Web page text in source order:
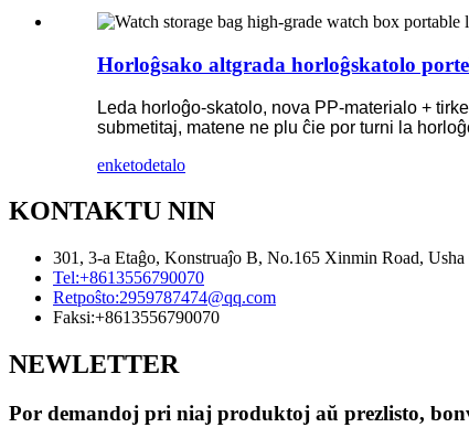
Horloĝsako altgrada horloĝskatolo
Leda horloĝo-skatolo, nova PP-materialo +
submetitaj, matene ne plu ĉie por turni la
enketodetalo
KONTAKTU NIN
301, 3-a Etaĝo, Konstruaĵo B, No.165 Xinmin Road,
Tel:+8613556790070
Retpoŝto:2959787474@qq.com
Faksi:+8613556790070
NEWLETTER
Por demandoj pri niaj produktoj aŭ prezlisto,